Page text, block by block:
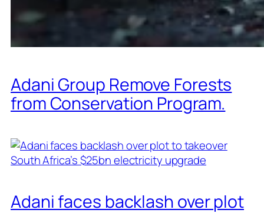
Adani Group Remove Forests
from Conservation Program.
Adani faces backlash over plot